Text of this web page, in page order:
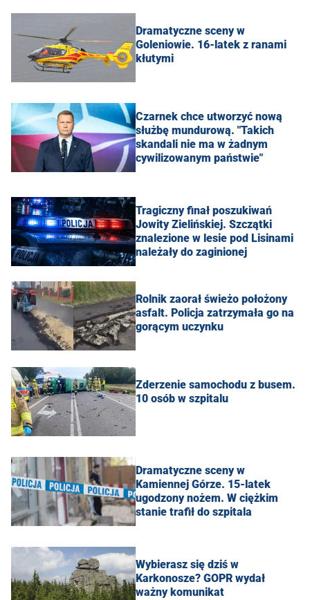
Dramatyczne sceny w
Goleniowie. 16-latek z ranami
kłutymi
Czarnek chce utworzyć nową
służbę mundurową. "Takich
skandali nie ma w żadnym
cywilizowanym państwie"
Tragiczny finał poszukiwań
Jowity Zielińskiej. Szczątki
znalezione w lesie pod Lisinami
należały do zaginionej
Rolnik zaorał świeżo położony
asfalt. Policja zatrzymała go na
gorącym uczynku
Zderzenie samochodu z busem.
10 osób w szpitalu
Dramatyczne sceny w
Kamiennej Górze. 15-latek
ugodzony nożem. W ciężkim
stanie trafił do szpitala
Wybierasz się dziś w
Karkonosze? GOPR wydał
ważny komunikat